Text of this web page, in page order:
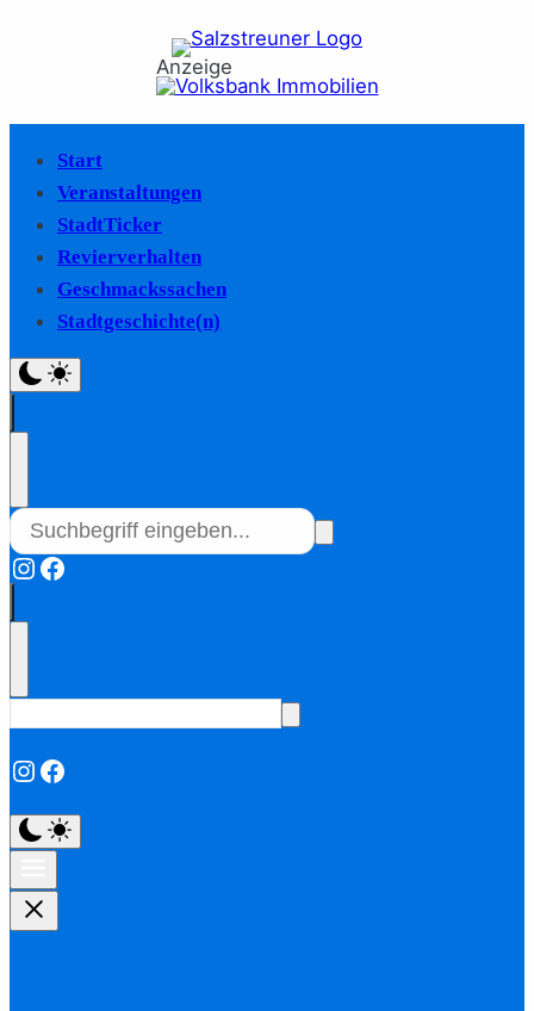
Anzeige
Start
Veranstaltungen
StadtTicker
Revierverhalten
Geschmackssachen
Stadtgeschichte(n)
Instagram
Facebook
Instagram
Facebook